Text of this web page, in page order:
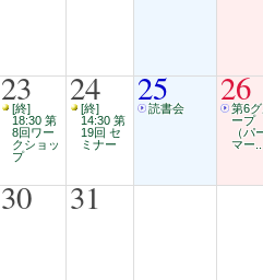
23
[終]
18:30 第
8回ワー
クショッ
プ
24
[終]
14:30 第
19回 セ
ミナー
25
読書会 26
第6
ープ
（パ
マー..
30 31